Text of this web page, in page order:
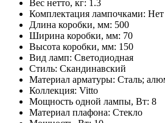
Вес нетто, кг: 1.3
Комплектация лампочками: Нет
Длина коробки, мм: 500
Ширина коробки, мм: 70
Высота коробки, мм: 150
Вид ламп: Светодиодная
Стиль: Скандинавский
Материал арматуры: Сталь;
Коллекция: Vitto
Мощность одной лампы, Вт: 8
Материал плафона: Стекло